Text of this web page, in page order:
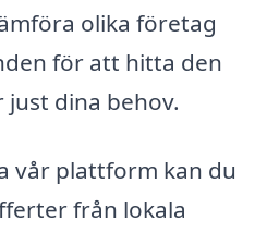
olika företag
för att hitta den
dina behov.
vår plattform kan du
från lokala